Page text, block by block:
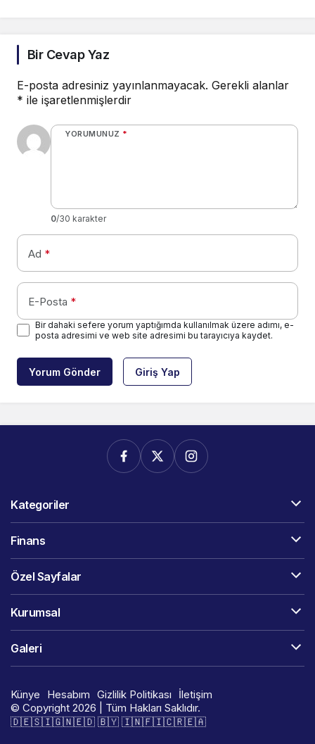
Bir Cevap Yaz
E-posta adresiniz yayınlanmayacak. Gerekli alanlar
* ile işaretlenmişlerdir
YORUMUNUZ *
0/30 karakter
Ad *
E-Posta *
Bir dahaki sefere yorum yaptığımda kullanılmak üzere adımı, e-
posta adresimi ve web site adresimi bu tarayıcıya kaydet.
Yorum Gönder Giriş Yap
Kategoriler
Finans
Özel Sayfalar
Kurumsal
Galeri
Künye Hesabım Gizlilik Politikası
İletişim
© Copyright 2026 | Tüm Hakları Saklıdır.
🇩​​​​​🇪​​​​​🇸​​​​​🇮​​​​​🇬​​​​​🇳​​​​​🇪​​​​​🇩​​​​​ 🇧​​​​​🇾​​​​​ 🇮​​​​​🇳​​​​​🇫​​​​​🇮​​​​​🇨​​​​​🇷​​​​​🇪​​​​​🇦​​​​​​​​​​